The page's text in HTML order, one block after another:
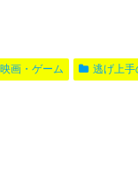
画・ゲーム 逃げ上手